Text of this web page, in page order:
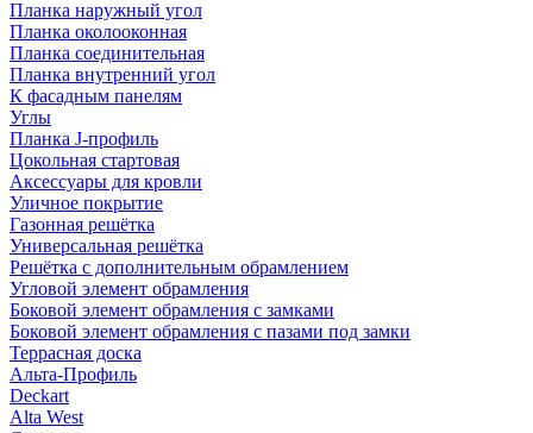
Планка наружный угол
Планка околооконная
Планка соединительная
Планка внутренний угол
К фасадным панелям
Углы
Планка J-профиль
Цокольная стартовая
Аксессуары для кровли
Уличное покрытие
Газонная решётка
Универсальная решётка
Решётка с дополнительным обрамлением
Угловой элемент обрамления
Боковой элемент обрамления с замками
Боковой элемент обрамления с пазами под замки
Террасная доска
Альта-Профиль
Deckart
Alta West